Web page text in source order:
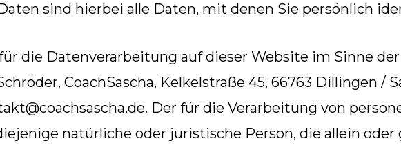
sind hierbei alle Daten, mit denen Sie persönlich
die Datenverarbeitung auf dieser Website im Sinne
CoachSascha, Kelkelstraße 45, 66763 Dillingen /
Der für die Verarbeitung von
natürliche oder juristische Person, die allein